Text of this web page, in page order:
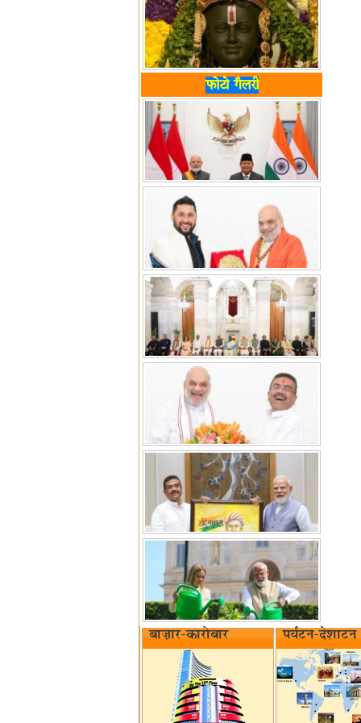
फोटो गैलरी
बाज़ार-कारोबार पर्यटन-देशाटन